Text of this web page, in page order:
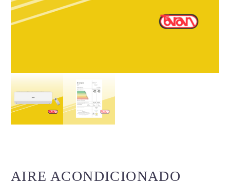
AIRE ACONDICIONADO